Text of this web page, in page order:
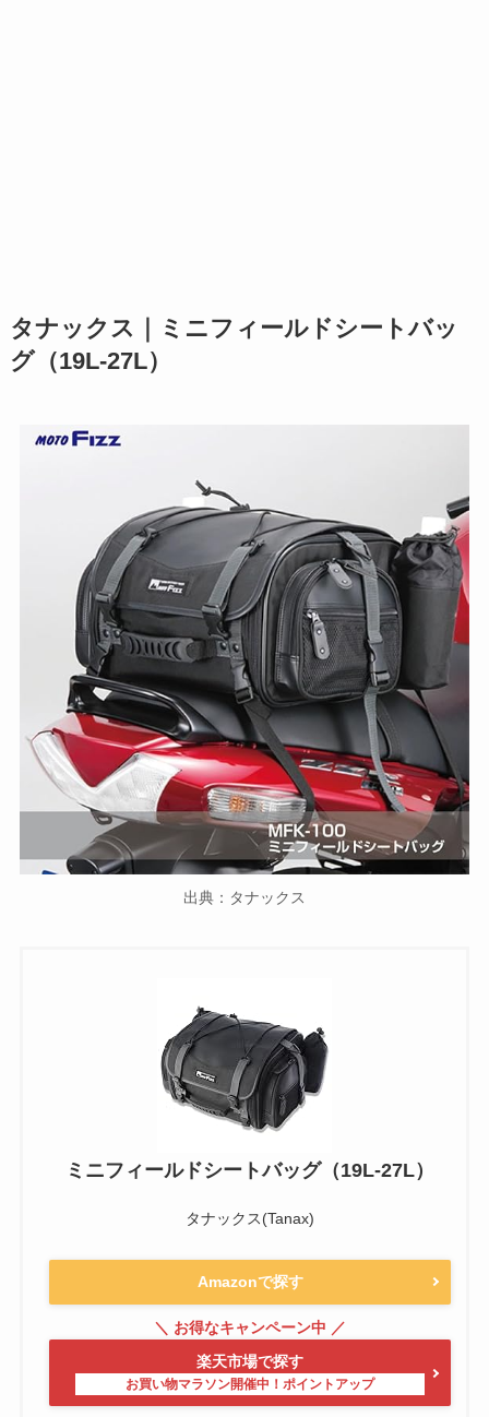
タナックス｜ミニフィールドシートバッ
グ（19L-27L）
出典：タナックス
ミニフィールドシートバッグ（19L-27L）
タナックス(Tanax)
Amazonで探す
楽天市場で探す